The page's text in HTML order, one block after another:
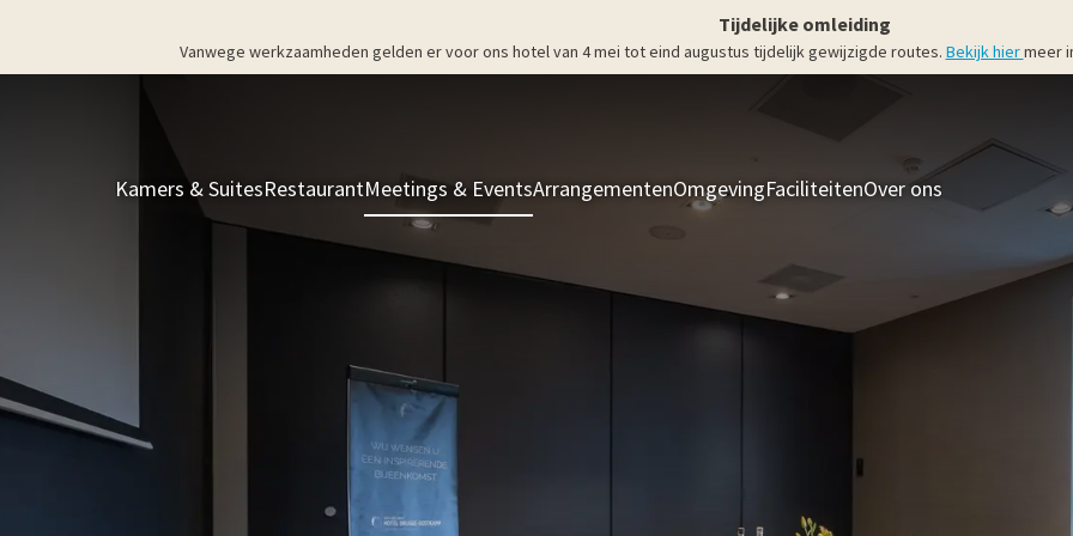
Tijdelijke omleiding
Vanwege werkzaamheden gelden er voor ons hotel van 4 mei tot eind augustus tijdelijk gewijzigde routes. Bekijk hiermeer
Kamers & SuitesRestaurantMeetings & EventsArrangementenOmgevingFaciliteitenOver ons Kamers &